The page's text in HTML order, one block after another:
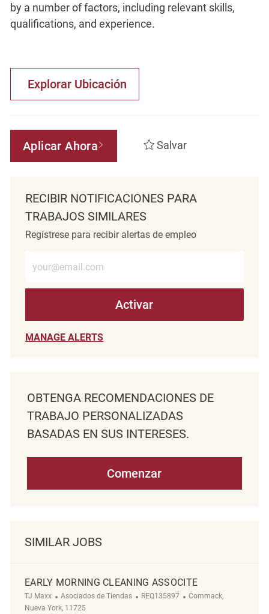
by a number of factors, including relevant skills,
qualifications, and experience.
Explorar Ubicación
Aplicar Ahora Salvar
RECIBIR NOTIFICACIONES PARA
TRABAJOS SIMILARES
Regístrese para recibir alertas de empleo
Activar
MANAGE ALERTS
OBTENGA RECOMENDACIONES DE
TRABAJO PERSONALIZADAS
BASADAS EN SUS INTERESES.
Comenzar
SIMILAR JOBS
EARLY MORNING CLEANING ASSOCITE
TJ Maxx Categoría
Asociados de Tiendas ReqId
REQ135897 Ubicación
Commack,
Nueva York, 11725